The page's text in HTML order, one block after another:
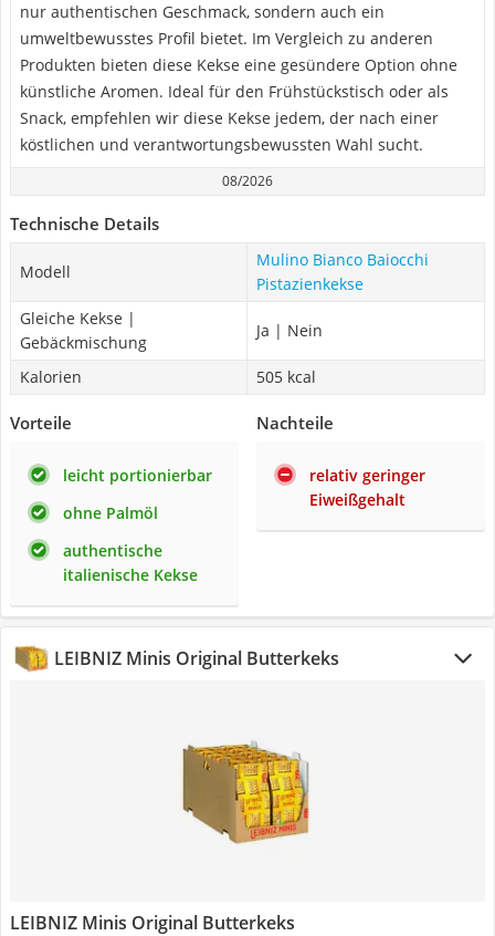
nur authentischen Geschmack, sondern auch ein
umweltbewusstes Profil bietet. Im Vergleich zu anderen
Produkten bieten diese Kekse eine gesündere Option ohne
künstliche Aromen. Ideal für den Frühstückstisch oder als
Snack, empfehlen wir diese Kekse jedem, der nach einer
köstlichen und verantwortungsbewussten Wahl sucht.
08/2026
Technische Details
Modell
Mulino Bianco Baiocchi
Pistazienkekse
Gleiche Kekse |
Gebäckmischung
Ja | Nein
Kalorien 505 kcal
Vorteile
leicht portionierbar
ohne Palmöl
authentische
italienische Kekse
Nachteile
relativ geringer
Eiweißgehalt
LEIBNIZ Minis Original Butterkeks
LEIBNIZ Minis Original Butterkeks